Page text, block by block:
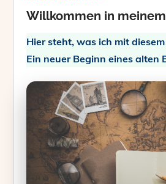
Willkommen in
Hier steht, was ich mit
Ein neuer Beginn eines alten